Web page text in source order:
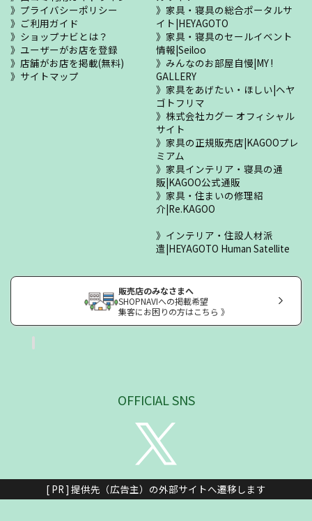
プライバシーポリシー
ご利用ガイド
ショップナビとは？
ユーザーがお店を登録
店舗がお店を掲載(無料)
サイトマップ
家具・寝具の総合ポータルサ
イト|HEYAGOTO
家具・寝具のセールイベント
情報|Seiloo
みんなのお部屋自慢|MY !
GALLERY
家具をあげたい・ほしい|ヘヤ
ゴトフリマ
株式会社カグー オフィシャル
サイト
家具の正規販売店|KAGOOプレ
ミアム
家具インテリア・寝具の通
販|KAGOO公式通販
家具・住まいの修理紹
介|Re.KAGOO
インテリア・住設人材派
遣|HEYAGOTO Human Satellite
販売店のみなさまへ
SHOPNAVIへの掲載希望
集客にお困りの方はこちら 》
OFFICIAL SNS
[ PR ] 提供先（広告主）の外部サイトへ遷移します